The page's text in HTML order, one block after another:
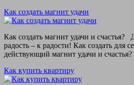
Как создать магнит удачи
Как создать магнит удачи и счастья?
радость – к радости! Как создать для
действующий магнит удачи и счастья?
Как купить квартиру